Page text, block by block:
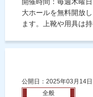
大ホールを無料開放
ます。上靴や用具は持
公開日：2025年03月14日
全般